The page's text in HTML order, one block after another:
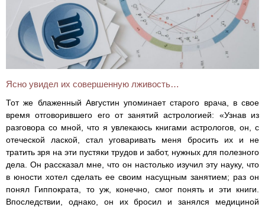
Ясно увидел их совершенную лживость…
Тот же блаженный Августин упоминает старого врача, в свое
время отговорившего его от занятий астрологией: «Узнав из
разговора со мной, что я увлекаюсь книгами астрологов, он, с
отеческой лаской, стал уговаривать меня бросить их и не
тратить зря на эти пустяки трудов и забот, нужных для полезного
дела. Он рассказал мне, что он настолько изучил эту науку, что
в юности хотел сделать ее своим насущным занятием; раз он
понял Гиппократа, то уж, конечно, смог понять и эти книги.
Впоследствии, однако, он их бросил и занялся медициной